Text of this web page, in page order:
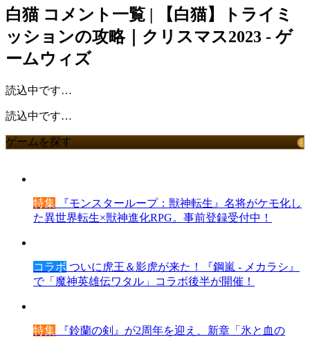
白猫 コメント一覧 | 【白猫】トライミ
ッションの攻略｜クリスマス2023 - ゲ
ームウィズ
読込中です…
読込中です…
ゲームを探す
特集 『モンスターループ：獣神転生』名将がケモ化し
た異世界転生×獣神進化RPG。事前登録受付中！
コラボ ついに虎王＆影虎が来た！『鋼嵐 - メカラシ』
で「魔神英雄伝ワタル」コラボ後半が開催！
特集 『鈴蘭の剣』が2周年を迎え、新章「氷と血の